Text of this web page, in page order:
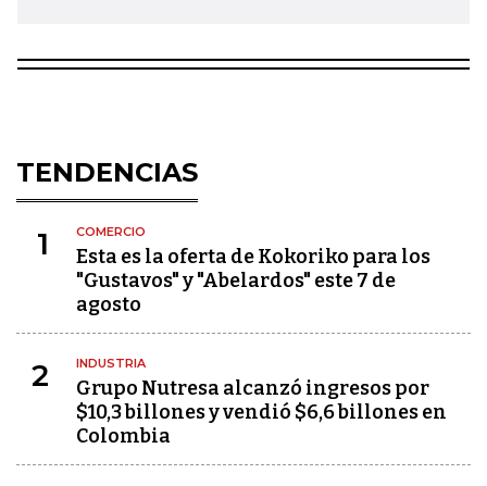
TENDENCIAS
1 COMERCIO
Esta es la oferta de Kokoriko para los
"Gustavos" y "Abelardos" este 7 de
agosto
2 INDUSTRIA
Grupo Nutresa alcanzó ingresos por
$10,3 billones y vendió $6,6 billones en
Colombia